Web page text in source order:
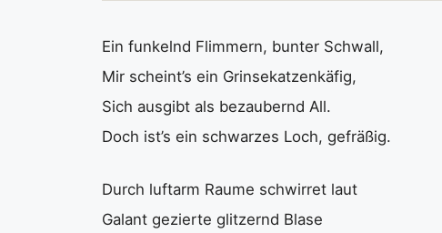
Ein funkelnd Flimmern, bunter Schwall,
Mir scheint’s ein Grinsekatzenkäfig,
Sich ausgibt als bezaubernd All.
Doch ist’s ein schwarzes Loch, gefräßig.
Durch luftarm Raume schwirret laut
Galant gezierte glitzernd Blase